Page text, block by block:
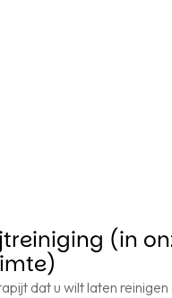
(in
dat u wilt laten